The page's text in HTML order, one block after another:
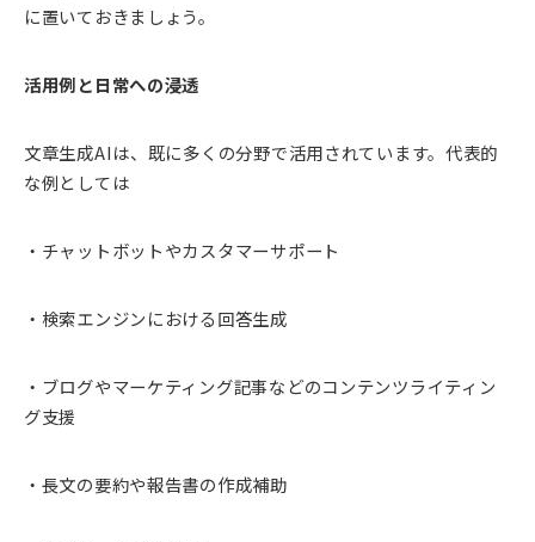
に置いておきましょう。
活用例と日常への浸透
文章生成AIは、既に多くの分野で活用されています。代表的
な例としては
・チャットボットやカスタマーサポート
・検索エンジンにおける回答生成
・ブログやマーケティング記事などのコンテンツライティン
グ支援
・長文の要約や報告書の作成補助